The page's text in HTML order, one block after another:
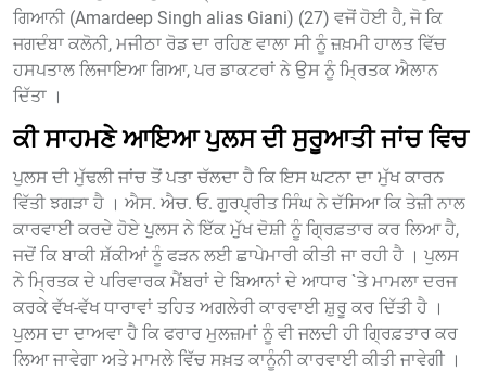
ਗਿਆਨੀ (Amardeep Singh alias Giani) (27) ਵਜੋਂ ਹੋਈ ਹੈ, ਜੋ ਕਿ
ਜਗਦੰਬਾ ਕਲੋਨੀ, ਮਜੀਠਾ ਰੋਡ ਦਾ ਰਹਿਣ ਵਾਲਾ ਸੀ ਨੂੰ ਜ਼ਖ਼ਮੀ ਹਾਲਤ ਵਿੱਚ
ਹਸਪਤਾਲ ਲਿਜਾਇਆ ਗਿਆ, ਪਰ ਡਾਕਟਰਾਂ ਨੇ ਉਸ ਨੂੰ ਮ੍ਰਿਤਕ ਐਲਾਨ
ਦਿੱਤਾ ।
ਕੀ ਸਾਹਮਣੇ ਆਇਆ ਪੁਲਸ ਦੀ ਸੁਰੂਆਤੀ ਜਾਂਚ ਵਿਚ
ਪੁਲਸ ਦੀ ਮੁੱਢਲੀ ਜਾਂਚ ਤੋਂ ਪਤਾ ਚੱਲਦਾ ਹੈ ਕਿ ਇਸ ਘਟਨਾ ਦਾ ਮੁੱਖ ਕਾਰਨ
ਵਿੱਤੀ ਝਗੜਾ ਹੈ । ਐਸ. ਐਚ. ਓ. ਗੁਰਪ੍ਰੀਤ ਸਿੰਘ ਨੇ ਦੱਸਿਆ ਕਿ ਤੇਜ਼ੀ ਨਾਲ
ਕਾਰਵਾਈ ਕਰਦੇ ਹੋਏ ਪੁਲਸ ਨੇ ਇੱਕ ਮੁੱਖ ਦੋਸ਼ੀ ਨੂੰ ਗ੍ਰਿਫ਼ਤਾਰ ਕਰ ਲਿਆ ਹੈ,
ਜਦੋਂ ਕਿ ਬਾਕੀ ਸ਼ੱਕੀਆਂ ਨੂੰ ਫੜਨ ਲਈ ਛਾਪੇਮਾਰੀ ਕੀਤੀ ਜਾ ਰਹੀ ਹੈ । ਪੁਲਸ
ਨੇ ਮ੍ਰਿਤਕ ਦੇ ਪਰਿਵਾਰਕ ਮੈਂਬਰਾਂ ਦੇ ਬਿਆਨਾਂ ਦੇ ਆਧਾਰ `ਤੇ ਮਾਮਲਾ ਦਰਜ
ਕਰਕੇ ਵੱਖ-ਵੱਖ ਧਾਰਾਵਾਂ ਤਹਿਤ ਅਗਲੇਰੀ ਕਾਰਵਾਈ ਸ਼ੁਰੂ ਕਰ ਦਿੱਤੀ ਹੈ ।
ਪੁਲਸ ਦਾ ਦਾਅਵਾ ਹੈ ਕਿ ਫਰਾਰ ਮੁਲਜ਼ਮਾਂ ਨੂੰ ਵੀ ਜਲਦੀ ਹੀ ਗ੍ਰਿਫ਼ਤਾਰ ਕਰ
ਲਿਆ ਜਾਵੇਗਾ ਅਤੇ ਮਾਮਲੇ ਵਿੱਚ ਸਖ਼ਤ ਕਾਨੂੰਨੀ ਕਾਰਵਾਈ ਕੀਤੀ ਜਾਵੇਗੀ ।